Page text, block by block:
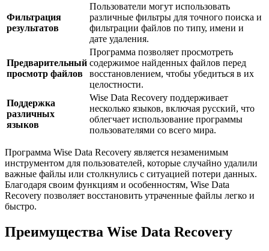
Фильтрация
результатов
Пользователи могут использовать
различные фильтры для точного поиска и
фильтрации файлов по типу, имени и
дате удаления.
Предварительный
просмотр файлов
Программа позволяет просмотреть
содержимое найденных файлов перед
восстановлением, чтобы убедиться в их
целостности.
Поддержка
различных
языков
Wise Data Recovery поддерживает
несколько языков, включая русский, что
облегчает использование программы
пользователями со всего мира.
Программа Wise Data Recovery является незаменимым
инструментом для пользователей, которые случайно удалили
важные файлы или столкнулись с ситуацией потери данных.
Благодаря своим функциям и особенностям, Wise Data
Recovery позволяет восстановить утраченные файлы легко и
быстро.
Преимущества Wise Data Recovery